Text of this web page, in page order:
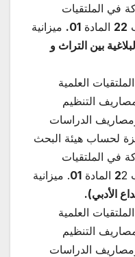
في الملتقيات
22 المادة 01. ميزانية
بين التراث و
العلمية
التنظيم
ومصاريف الدراسات
لحساب هيئة البحث
في الملتقيات
22 المادة 01. ميزانية
الأدبي).
العلمية
التنظيم
ومصاريف الدراسات